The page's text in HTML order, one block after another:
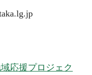
応援プロジェク